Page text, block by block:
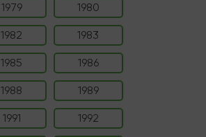
1979 1980
1982 1983
1985 1986
1988 1989
1991 1992